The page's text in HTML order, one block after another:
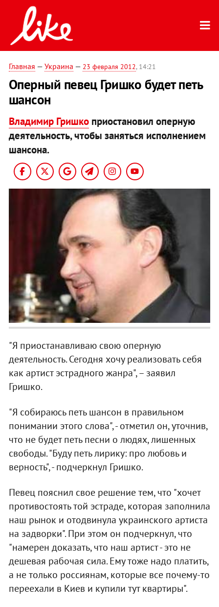
Главная — Украина — 23 февраля 2012, 14:21
Оперный певец Гришко будет петь
шансон
Владимир Гришкоприостановил оперную
деятельность, чтобы заняться исполнением
шансона.
"Я приостанавливаю свою оперную
деятельность. Сегодня хочу реализовать себя
как артист эстрадного жанра", – заявил
Гришко.
"Я собираюсь петь шансон в правильном
понимании этого слова", - отметил он, уточнив,
что не будет петь песни о людях, лишенных
свободы. "Буду петь лирику: про любовь и
верность", - подчеркнул Гришко.
Певец пояснил свое решение тем, что "хочет
противостоять той эстраде, которая заполнила
наш рынок и отодвинула украинского артиста
на задворки". При этом он подчеркнул, что
"намерен доказать, что наш артист - это не
дешевая рабочая сила. Ему тоже надо платить,
а не только россиянам, которые все почему-то
переехали в Киев и купили тут квартиры".